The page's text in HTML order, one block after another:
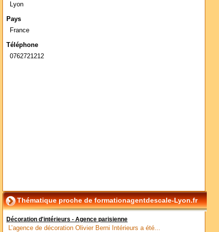
Lyon
Pays
France
Téléphone
0762721212
Thématique proche de formationagentdescale-Lyon.fr
Décoration d'intérieurs - Agence parisienne
L’agence de décoration Olivier Berni Intérieurs a été...